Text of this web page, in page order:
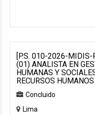
[P.S. 010-2026-
(01) ANALISTA EN
HUMANAS Y
RECURSOS HUMANOS
Concluido
Lima